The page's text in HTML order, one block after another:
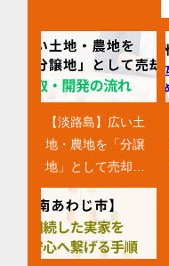
【淡路島】広い土
地・農地を「分譲
地」として売却！
買取・開発の流れ
【淡路島にお住ま
いの皆様へ】住み
替え成功の鍵！ス
ムーズな売却と購
入の進め方